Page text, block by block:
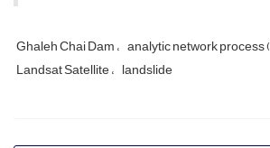
Ghaleh Chai Dam analytic network process
Landsat Satellite landslide